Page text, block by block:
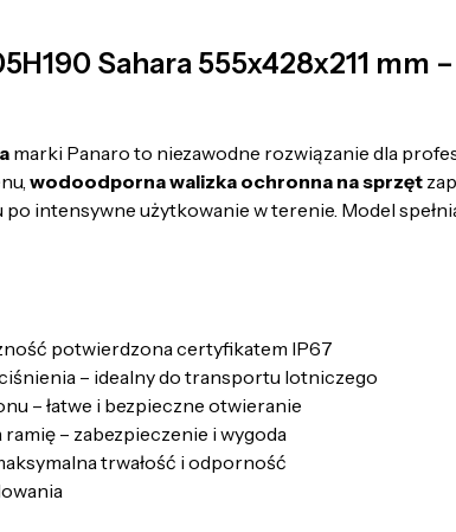
Sahara 555x428x211
marki Panaro to niezawodne rozwiązanie dla
wodoodporna walizka ochronna na sprzęt
po intensywne użytkowanie w terenie. Model
potwierdzona certyfikatem IP67
– idealny do transportu lotniczego
– łatwe i bezpieczne otwieranie
– zabezpieczenie i wygoda
trwałość i odporność